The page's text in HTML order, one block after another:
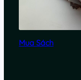
Mua Sách